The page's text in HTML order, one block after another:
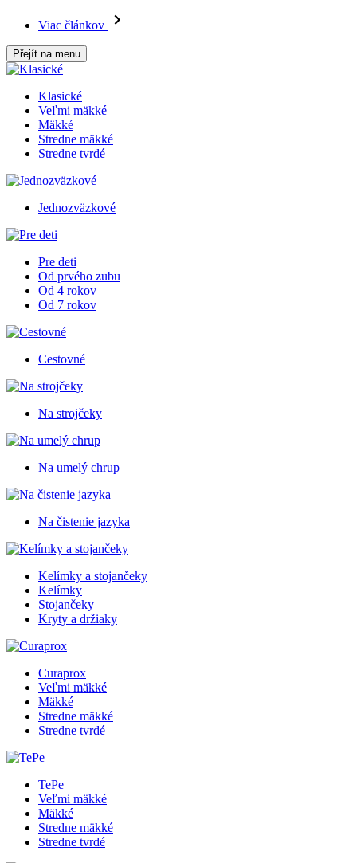
Viac článkov
Přejít na menu
Klasické
Veľmi mäkké
Mäkké
Stredne mäkké
Stredne tvrdé
Jednozväzkové
Pre deti
Od prvého zubu
Od 4 rokov
Od 7 rokov
Cestovné
Na strojčeky
Na umelý chrup
Na čistenie jazyka
Kelímky a stojančeky
Kelímky
Stojančeky
Kryty a držiaky
Curaprox
Veľmi mäkké
Mäkké
Stredne mäkké
Stredne tvrdé
TePe
Veľmi mäkké
Mäkké
Stredne mäkké
Stredne tvrdé